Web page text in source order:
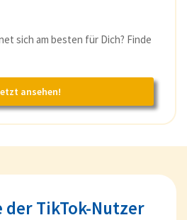
sich am besten für Dich? Finde
ansehen!
der TikTok-Nutzer